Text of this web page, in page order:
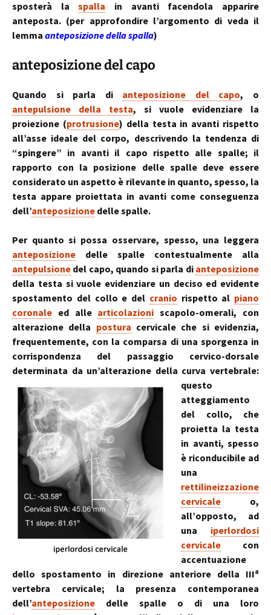
sposterà laspalla in avanti facendola apparire
anteposta. (per approfondire l’argomento di veda il
lemma anteposizione della spalla)
anteposizione del capo
Quando si parla di anteposizione del capo, o
antepulsione della testa, si vuole evidenziare la
proiezione (protrusione) della testa in avanti rispetto
all’asse ideale del corpo, descrivendo la tendenza di
“spingere” in avanti il capo rispetto alle spalle; il
rapporto con la posizione delle spalle deve essere
considerato un aspetto è rilevante in quanto, spesso, la
testa appare proiettata in avanti come conseguenza
dell’anteposizione delle spalle.
Per quanto si possa osservare, spesso, una leggera
anteposizione delle spalle contestualmente alla
antepulsione del capo, quando si parla di anteposizione
della testa si vuole evidenziare un deciso ed evidente
spostamento del collo e del cranio rispetto al piano
coronale ed alle articolazioni scapolo-omerali, con
alterazione della postura cervicale che si evidenzia,
frequentemente, con la comparsa di una sporgenza in
corrispondenza del passaggio cervico-dorsale
determinata da un’alterazione della curva vertebrale:
questo
atteggiamento
del collo, che
proietta la testa
in avanti, spesso
è riconducibile ad
una
rettilineizzazione
cervicale o,
all’opposto, ad
una iperlordosi
cervicale con
accentuazione
dello spostamento in direzione anteriore della IIIa
vertebra cervicale; la presenza contemporanea
dell’anteposizione delle spalle o di una loro